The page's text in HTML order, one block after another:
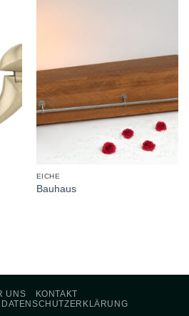
EICHE
Bauhaus
UNS
KONTAKT
DATENSCHUTZERKLÄRUNG